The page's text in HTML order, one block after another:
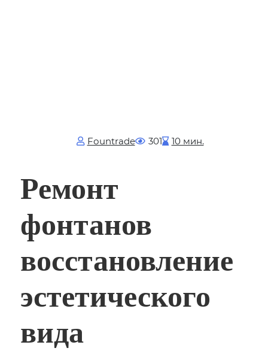
Fоuntrade 301 10 мин.
Ремонт
фонтанов
восстановление
эстетического
вида